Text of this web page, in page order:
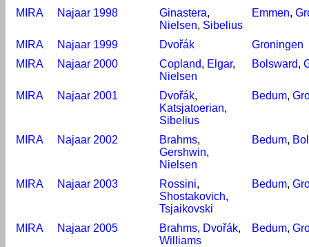
MIRA Najaar 1998 Ginastera,
Nielsen, Sibelius
Emmen,
MIRA Najaar 1999 Dvořák
Groningen
MIRA
Najaar 2000 Copland, Elgar,
Nielsen
Bolsward,
MIRA Najaar 2001 Dvořák,
Katsjatoerian,
Sibelius
Bedum,
MIRA Najaar 2002 Brahms,
Gershwin,
Nielsen
Bedum,
MIRA Najaar 2003 Rossini,
Shostakovich,
Tsjaikovski
Bedum,
MIRA Najaar 2005 Brahms, Dvořák,
Williams
Bedum,